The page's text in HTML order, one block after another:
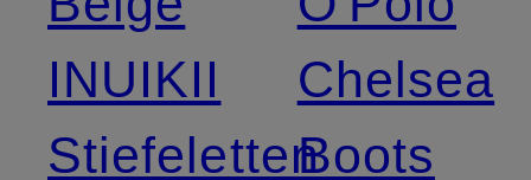
INUIKII
Stiefeletten
Chelsea
Boots